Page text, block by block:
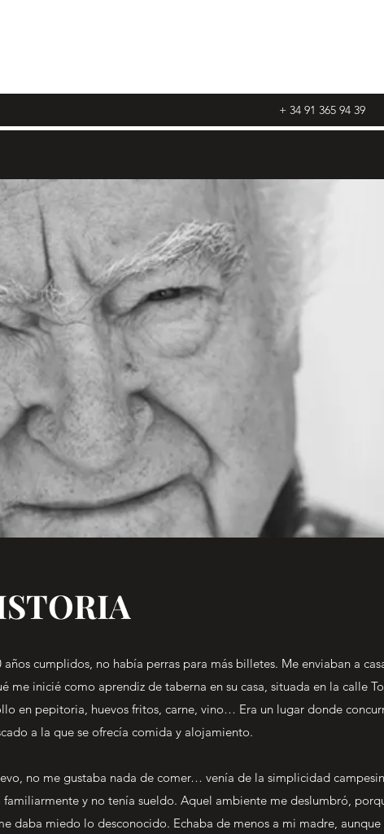
+ 34 91 365 94 39
cumplidos, no había perras para más billetes. Me enviaban a
me inicié como aprendiz de taberna en su casa, situada en la calle
en pepitoria, huevos fritos, carne, vino… Era un lugar donde
a la que se ofrecía comida y alojamiento.
no me gustaba nada de comer… venía de la simplicidad
y no tenía sueldo. Aquel ambiente me deslumbró,
daba miedo lo desconocido. Echaba de menos a mi madre,